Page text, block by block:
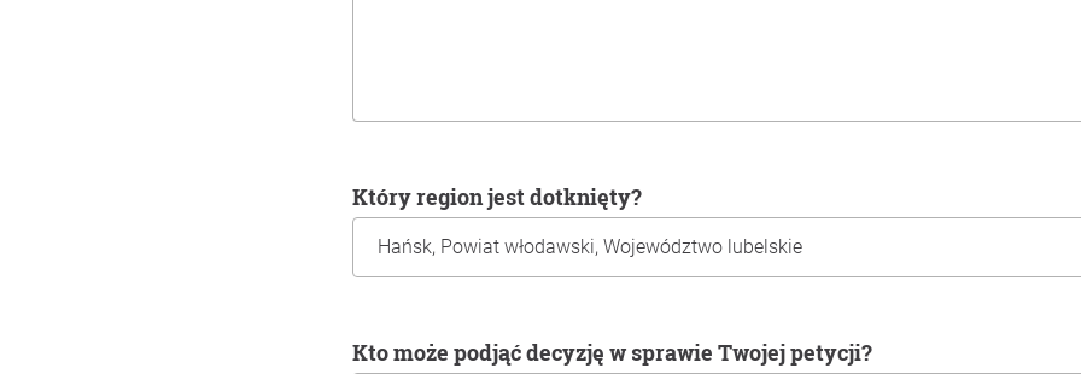
Który region jest dotknięty?
Kto może podjąć decyzję w sprawie Twojej petycji?